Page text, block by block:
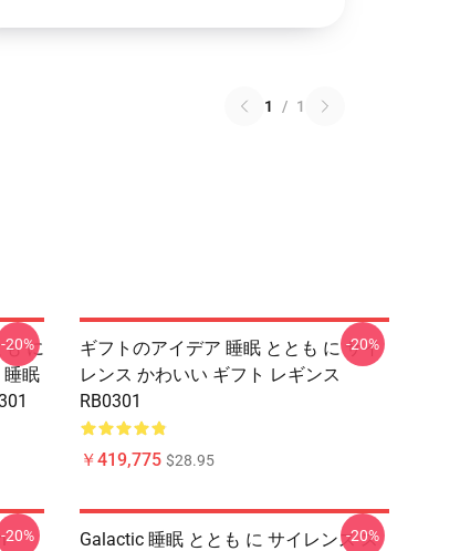
1 / 1
に
睡眠
-20%
ギフトのアイデア 睡眠 ととも に サイ
レンス かわいい ギフト レギンス
RB0301
￥419,775 $28.95
-20%
-20%
Galactic 睡眠 ととも に サイレンス ス
-20%